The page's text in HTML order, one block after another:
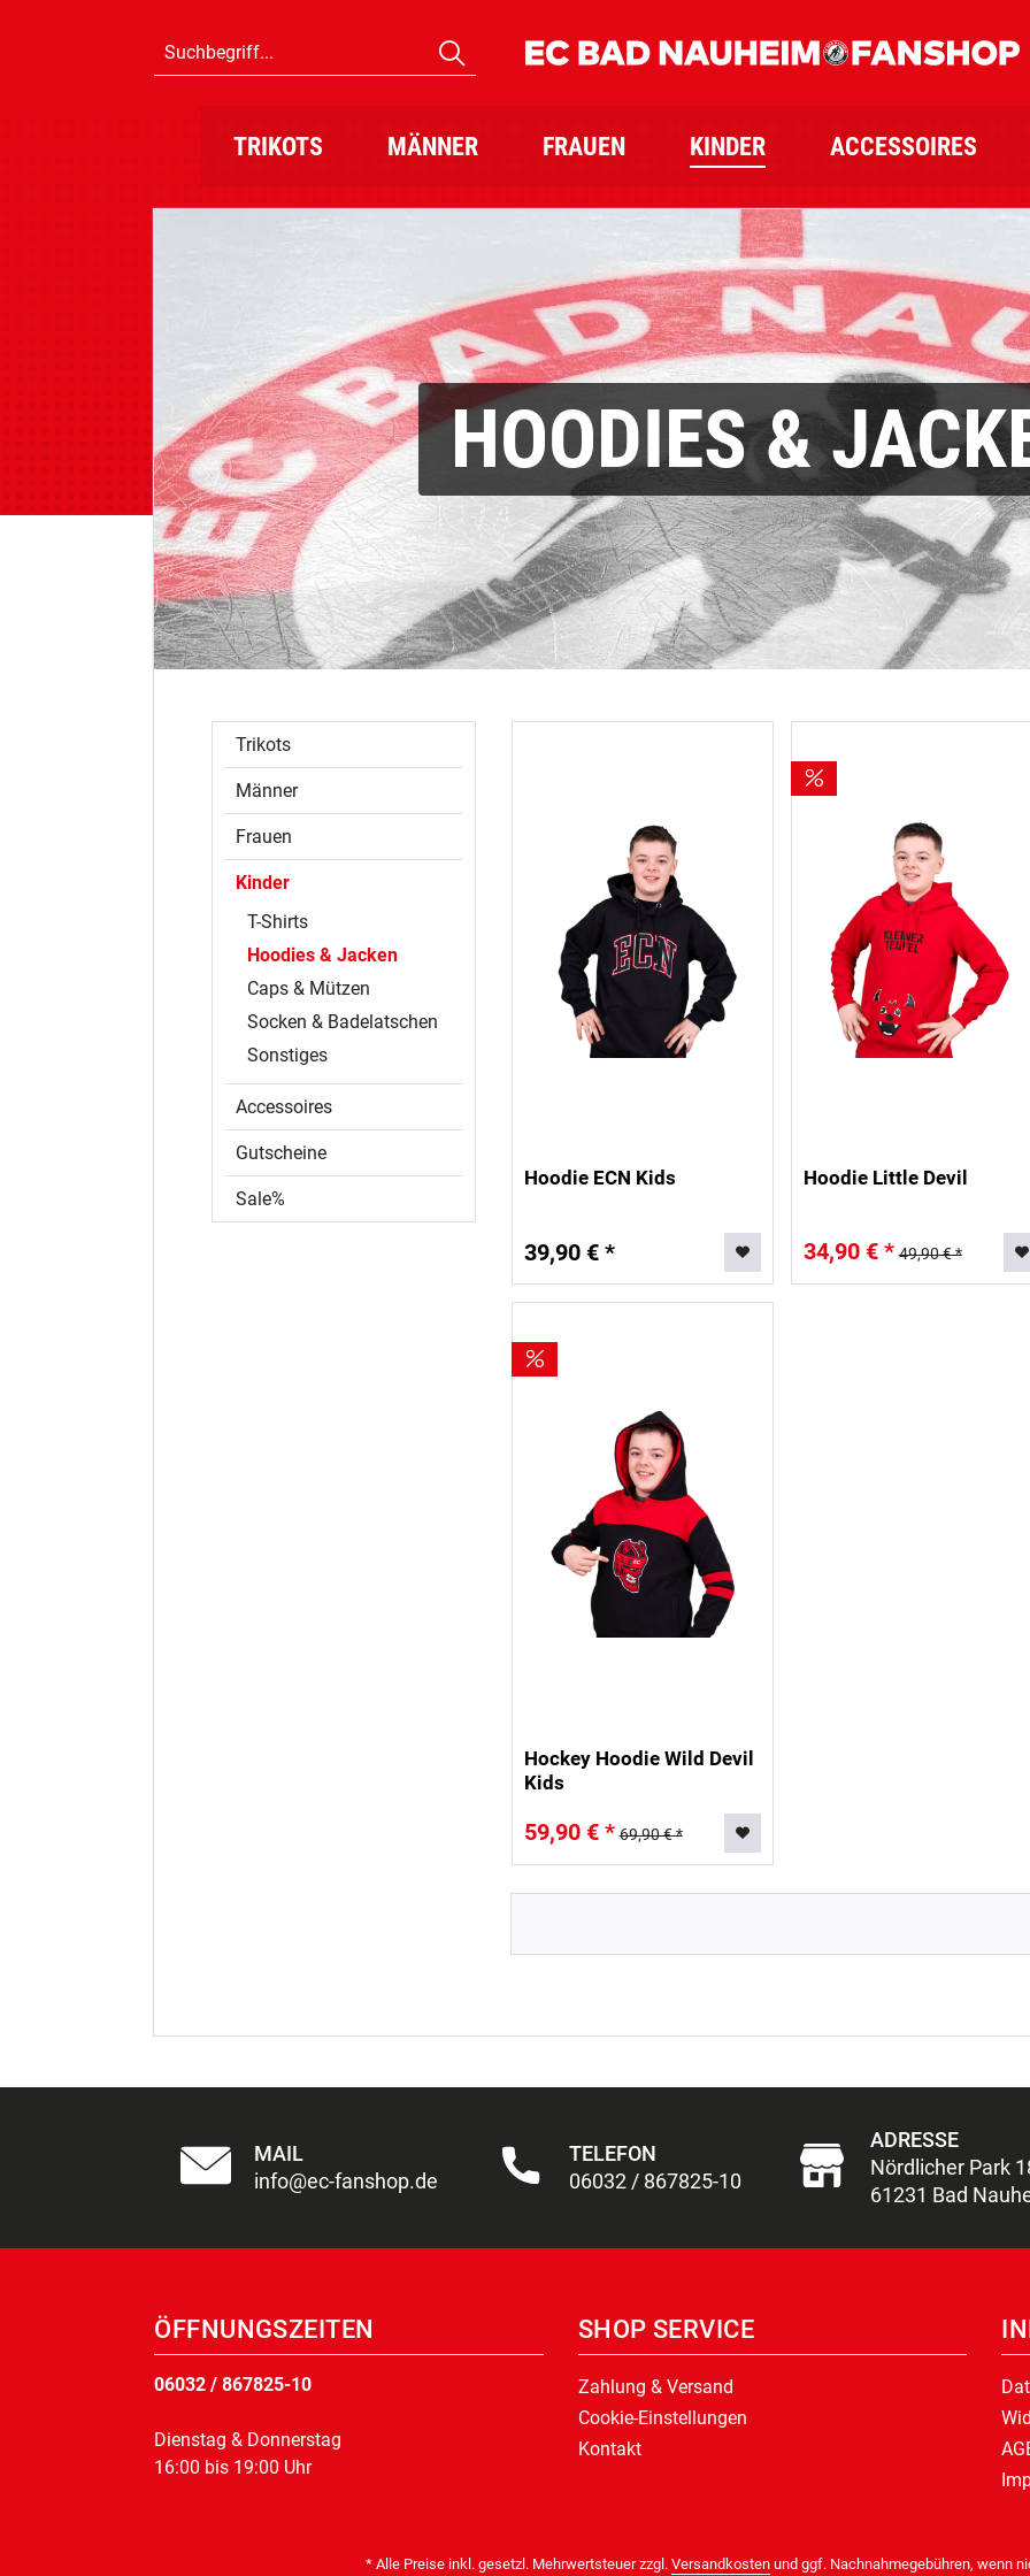
TRIKOTS MÄNNER FRAUEN KINDER ACCESSOIRES
HOODIES &
Trikots
Männer
Frauen
Kinder
T-Shirts
Hoodies & Jacken
Caps & Mützen
Socken & Badelatschen
Sonstiges
Accessoires
Gutscheine
Sale%
Hoodie ECN Kids
39,90 € *
Hoodie Little Devil
34,90 € * 49,90 € *
Hockey Hoodie Wild Devil
Kids
59,90 € * 69,90 € *
MAIL
info@ec-fanshop.de
TELEFON
06032 / 867825-10
ADRESSE
Nördlicher Park
61231 Bad
ÖFFNUNGSZEITEN
06032 / 867825-10
Dienstag & Donnerstag
16:00 bis 19:00 Uhr
SHOP SERVICE
Zahlung & Versand
Cookie-Einstellungen
Kontakt
* Alle Preise inkl. gesetzl. Mehrwertsteuer zzgl. Versandkostenund ggf. Nachnahmegebühren, wenn